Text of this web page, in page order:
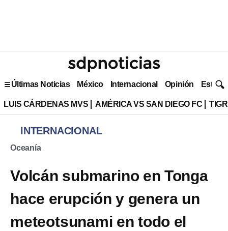
Últimas Noticias México Internacional Opinión Estilo
LUIS CÁRDENAS MVS AMÉRICA VS SAN DIEGO FC
INTERNACIONAL
Oceanía
Volcán submarino en Tonga
hace erupción y genera un
meteotsunami en todo el